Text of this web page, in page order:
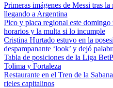
Primeras imágenes de Messi tras
llegando a Argentina
Pico y placa regional este domingo
horarios y la multa si lo incumple
Cristina Hurtado estuvo en la
despampanante ‘look’ y dejó
Tabla de posiciones de la Liga
Tolima y Fortaleza
Restaurante en el Tren de la
rieles capitalinos